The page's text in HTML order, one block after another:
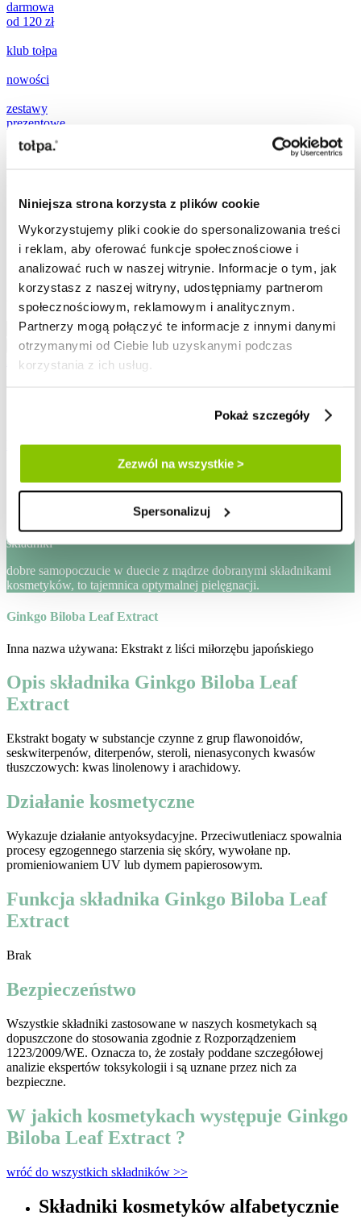
Niniejsza strona korzysta z plików cookie
Wykorzystujemy pliki cookie do spersonalizowania treści
i reklam, aby oferować funkcje społecznościowe i
analizować ruch w naszej witrynie. Informacje o tym, jak
korzystasz z naszej witryny, udostępniamy partnerom
społecznościowym, reklamowym i analitycznym.
Partnerzy mogą połączyć te informacje z innymi danymi
otrzymanymi od Ciebie lub uzyskanymi podczas
korzystania z ich usług.
Pokaż szczegóły
Zezwól na wszystkie >
Spersonalizuj
darmowa
od 120 zł
klub tołpa
nowości
zestawy
prezentowe
promocje
[ ☀️
]
mikroigiełki
[ ujędrnianie
]
[ witamina C ]
Szukaj
Szukaj
Szukaj
Przejdź do treści
Mój koszyk
blog
ginkgo-biloba-leaf-extract
składniki
dobre samopoczucie w duecie z mądrze dobranymi składnikami
kosmetyków, to tajemnica optymalnej pielęgnacji.
Ginkgo Biloba Leaf Extract
Inna nazwa używana: Ekstrakt z liści miłorzębu japońskiego
Opis składnika Ginkgo Biloba Leaf
Extract
Ekstrakt bogaty w substancje czynne z grup flawonoidów,
seskwiterpenów, diterpenów, steroli, nienasyconych kwasów
tłuszczowych: kwas linolenowy i arachidowy.
Działanie kosmetyczne
Wykazuje działanie antyoksydacyjne. Przeciwutleniacz spowalnia
procesy egzogennego starzenia się skóry, wywołane np.
promieniowaniem UV lub dymem papierosowym.
Funkcja składnika Ginkgo Biloba Leaf
Extract
Brak
Bezpieczeństwo
Wszystkie składniki zastosowane w naszych kosmetykach są
dopuszczone do stosowania zgodnie z Rozporządzeniem
1223/2009/WE. Oznacza to, że zostały poddane szczegółowej
analizie ekspertów toksykologii i są uznane przez nich za
bezpieczne.
W jakich kosmetykach występuje Ginkgo
Biloba Leaf Extract ?
wróć do wszystkich składników >>
Składniki kosmetyków alfabetycznie